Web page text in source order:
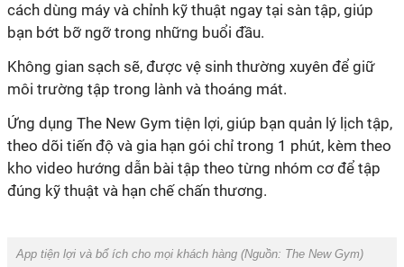
cách dùng máy và chỉnh kỹ thuật ngay tại sàn tập, giúp
theo dõi tiến độ và gia hạn gói chỉ trong 1 phút, kèm theo
kho video hướng dẫn bài tập theo từng nhóm cơ để tập
‏App tiện lợi và bổ ích cho mọi khách hàng (Nguồn: The New Gym)